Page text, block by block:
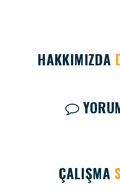
HAKKIMIZDA
ÇALIŞMA